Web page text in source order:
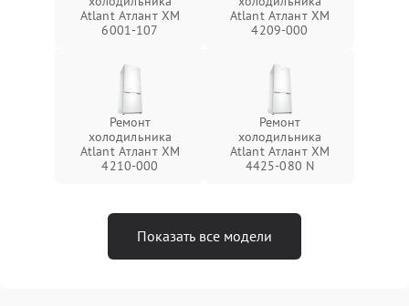
Atlant Атлант ХМ
6001-107
Atlant Атлант ХМ
4209-000
Ремонт
холодильника
Atlant Атлант ХМ
4210-000
Ремонт
холодильника
Atlant Атлант ХМ
4425-080 N
Показать все модели